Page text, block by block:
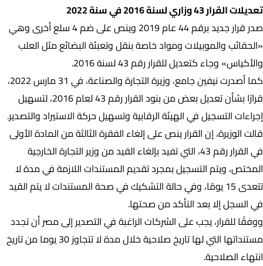
تعديلات القرار 43 وزاري لسنة 2016 في سنة 2022
صدر قرار جديد برقم 44 عام 2019 وينص على ضم 4 سلع أخرى وهي
«الحقائب والموبيلات ومواد خاصة بنقل وتعبئة البضائع مثل العلب
والأكياس» وجاء كتعديل للقرار رقم 43 لسنة 2016.
كما أصدرت نيفين جامع، وزيرة التجارة والصناعة، في 31 مارس 2022،
قرارًا بشأن تعديل بعض من بنود القرار رقم 43 لعام 2016، لتسهيل
إجراءات التسجيل في الهيئة الرقابية وتسهيل حركة الاستيراد والتصدير.
قالت الوزيرة، إن القرار ينص على إلغاء الفقرة الثالثة من المادة الأولى
في القرار رقم 43، التي تفيد بإلغاء القيد من وزير التجارة الخارجية
المختص، ويتم التسجيل بمجرد تقديم المستندات اللازمة في مدة لا
تتعدى 15 يومًا، وفي حالة التشكيك في صحة المستندات لا يتم القيد
في السجل إلا بعد التأكد من صحتها.
ووفقًا للقرار، يجب على الشركات الراغبة في التصدير إلى مصر أن تجدد
مستنداتها التي لها تاريخ صلاحية خلال مدة لا تتجاوز 30 يوما من تاريخ
انتهاء الصلاحية.